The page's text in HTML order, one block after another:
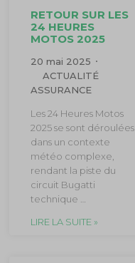
RETOUR SUR LES
24 HEURES
MOTOS 2025
20 mai 2025
ACTUALITÉ
ASSURANCE
Les 24 Heures Motos
2025 se sont déroulées
dans un contexte
météo complexe,
rendant la piste du
circuit Bugatti
technique …
LIRE LA SUITE »